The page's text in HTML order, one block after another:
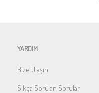
YARDIM
Bize Ulaşın
Sıkça Sorulan Sorular